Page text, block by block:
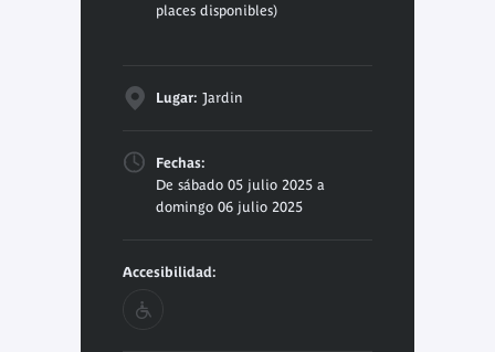
places disponibles)
Lugar: Jardin
Fechas:
De sábado 05 julio 2025 a
domingo 06 julio 2025
Accesibilidad: